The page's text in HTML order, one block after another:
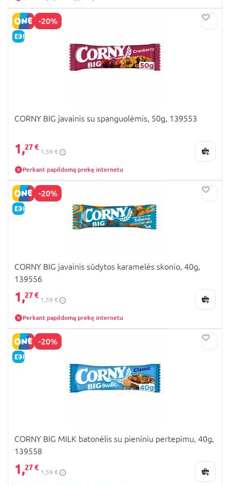
-20%
E-KAINA
CORNY BIG javainis su spanguolėmis, 50g, 139553
1,27 €
1,59 €
Perkant papildomą prekę internetu
-20%
E-KAINA
CORNY BIG javainis sūdytos karamelės skonio, 40g,
139556
1,27 €
1,59 €
Perkant papildomą prekę internetu
-20%
E-KAINA
CORNY BIG MILK batonėlis su pieniniu pertepimu, 40g,
139558
1,27 €
1,59 €